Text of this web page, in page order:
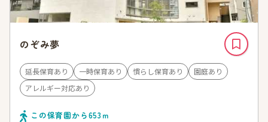
のぞみ夢
延長保育あり 一時保育あり 慣らし保育あり
園庭あり
アレルギー対応あり
この保育園から653ｍ